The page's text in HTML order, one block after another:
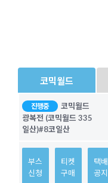
코믹월드
진행중
코믹월드
광복전 (코믹월드 335
일산)#8코일산
부스
신청
티켓
구매
택배
공지